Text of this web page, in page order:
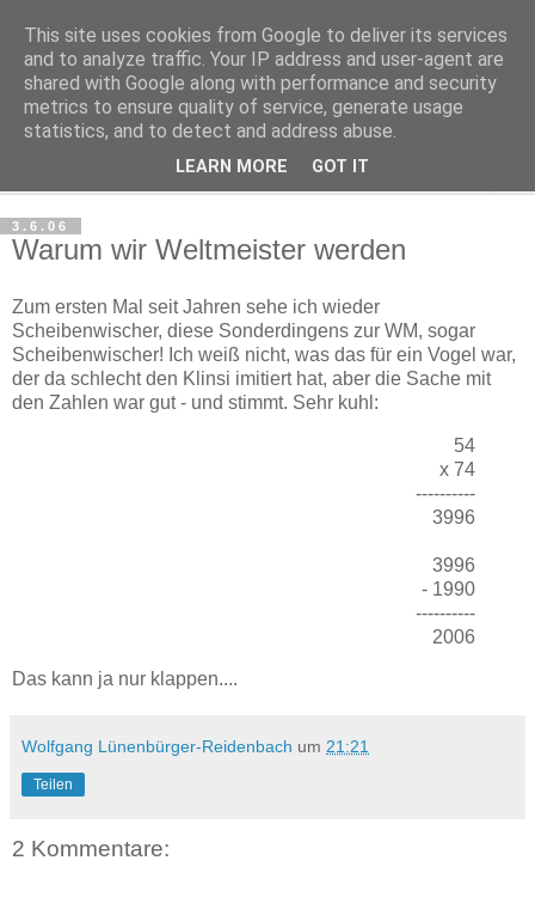
Haltungsturnen
Niveau sieht nur von unten aus wie Arroganz.
3.6.06
Warum wir Weltmeister werden
Zum ersten Mal seit Jahren sehe ich wieder
Scheibenwischer, diese Sonderdingens zur WM, sogar
Scheibenwischer! Ich weiß nicht, was das für ein Vogel war,
der da schlecht den Klinsi imitiert hat, aber die Sache mit
den Zahlen war gut - und stimmt. Sehr kuhl:
54
x 74
----------
3996
3996
- 1990
----------
2006
Das kann ja nur klappen....
Wolfgang Lünenbürger-Reidenbach um 21:21
Teilen
2 Kommentare:
This site uses cookies from Google to deliver its services
and to analyze traffic. Your IP address and user-agent are
shared with Google along with performance and security
metrics to ensure quality of service, generate usage
statistics, and to detect and address abuse.
LEARN MORE GOT IT